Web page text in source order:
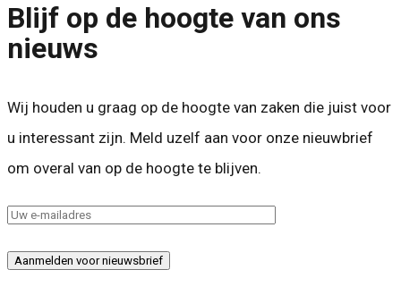
Blijf op de hoogte van ons
nieuws
Wij houden u graag op de hoogte van zaken die juist voor
u interessant zijn. Meld uzelf aan voor onze nieuwbrief
om overal van op de hoogte te blijven.